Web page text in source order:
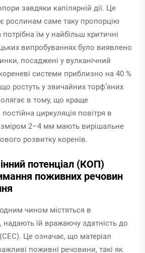
завдяки капілярній дії. Це
рослинам саме таку пропорцію
їм у найбільш критичні
випробуваннях було виявлено
посаджені у вулканічний
системи приблизно на 40 %
що ростуть у звичайних торф’яних
в тому, що краще
циркуляція повітря в
2–4 мм мають вирішальне
розвитку коренів.
потенціал (КОП)
поживних речовин
чином містяться в
надають їй вражаючу здатність до
Це означає, що матеріал
поживні речовини, такі як